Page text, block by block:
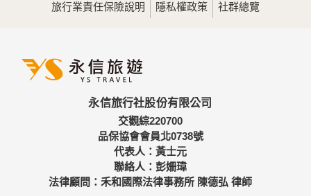
為提供精確的服務，我們會將收集的問卷調查內容進行統計與
分析，分析結果之統計數據或說明文字呈現，除供內部研究
三、資料之保護
備及必要的安全防護措施，加以保護網站及您的個人資料採用
嚴格的保護措施，只由經過授權的人員才能接觸您的個人資
料，相關處理人員皆簽有保密合約，如有違反保密義務者，將
會受到相關的法律處分。
如因業務需要有必要委託其他單位提供服務時，本網站亦會嚴
格要求其遵守保密義務，並且採取必要檢查程序以確定其將確
實遵守。
旅行業責任保險說明 隱私權政策 社群總覽
永信旅行社股份有限公司
交觀綜220700
品保協會會員北0738號
代表人：黃士元
聯絡人：彭姍瑋
法律顧問：禾和國際法律事務所 陳德弘 律師